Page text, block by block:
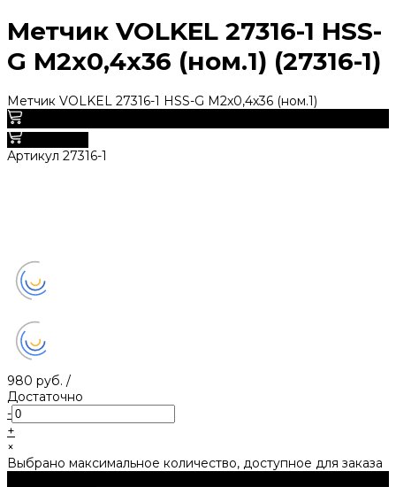
Метчик VOLKEL 27316-1 HSS-
G M2x0,4х36 (ном.1) (27316-1)
Метчик VOLKEL 27316-1 HSS-G M2x0,4х36 (ном.1)
Артикул 27316-1
980 руб. /
Достаточно
-
+
×
Выбрано максимальное количество, доступное для заказа